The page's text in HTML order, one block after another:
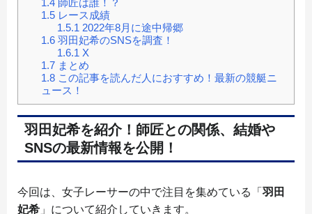
1.4師匠は誰！？
1.5レース成績
1.5.1 2022年8月に途中帰郷
1.6羽田妃希のSNSを調査！
1.6.1 X
1.7まとめ
1.8この記事を読んだ人におすすめ！最新の競艇ニ
ュース！
羽田妃希を紹介！師匠との関係、結婚や
SNSの最新情報を公開！
今回は、女子レーサーの中で注目を集めている「 羽田
妃希 」について紹介していきます。